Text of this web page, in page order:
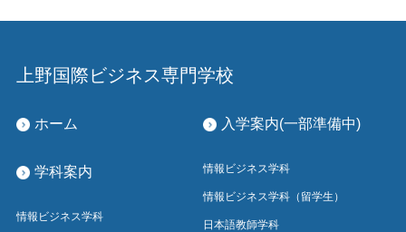
上野国際ビジネス専門学校
ホーム
学科案内
情報ビジネス学科
入学案内(一部準備中)
情報ビジネス学科
情報ビジネス学科（留学生）
日本語教師学科